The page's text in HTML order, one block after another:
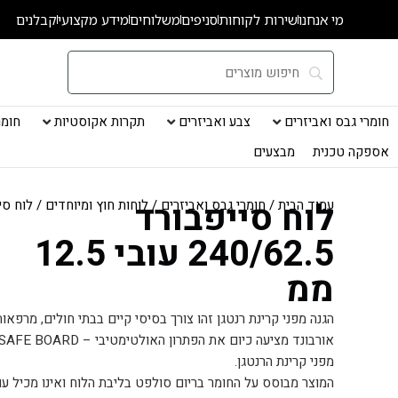
מי אנחנושירות לקוחותסניפיםמשלוחיםמידע מקצועיקבלנים
חומרי גבס ואביזרים צבע ואביזרים תקרות אקוסטיות
אספקה טכנית
מבצעים
עמוד הבית/חומרי גבס ואביזרים/לוחות חוץ ומיוחדים / לוח סייפבורד לוח סייפבורד
240/62.5 עובי 12.5
ממ
הגנה מפני קרינת רנטגן זהו צורך בסיסי קיים בבתי חולים,
מפני קרינת הרנטגן.
המוצר מבוסס על החומר בריום סולפט בליבת הלוח ואינו מכיל